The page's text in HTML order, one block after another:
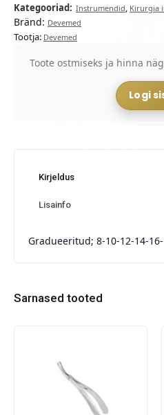
Kategooriad: Instrumendid Kirurgia
Bränd: Devemed
Tootja: Devemed
Toote ostmiseks ja hinna
Logi
Kirjeldus
Lisainfo
Gradueeritud; 8-10-12-14-
Sarnased tooted